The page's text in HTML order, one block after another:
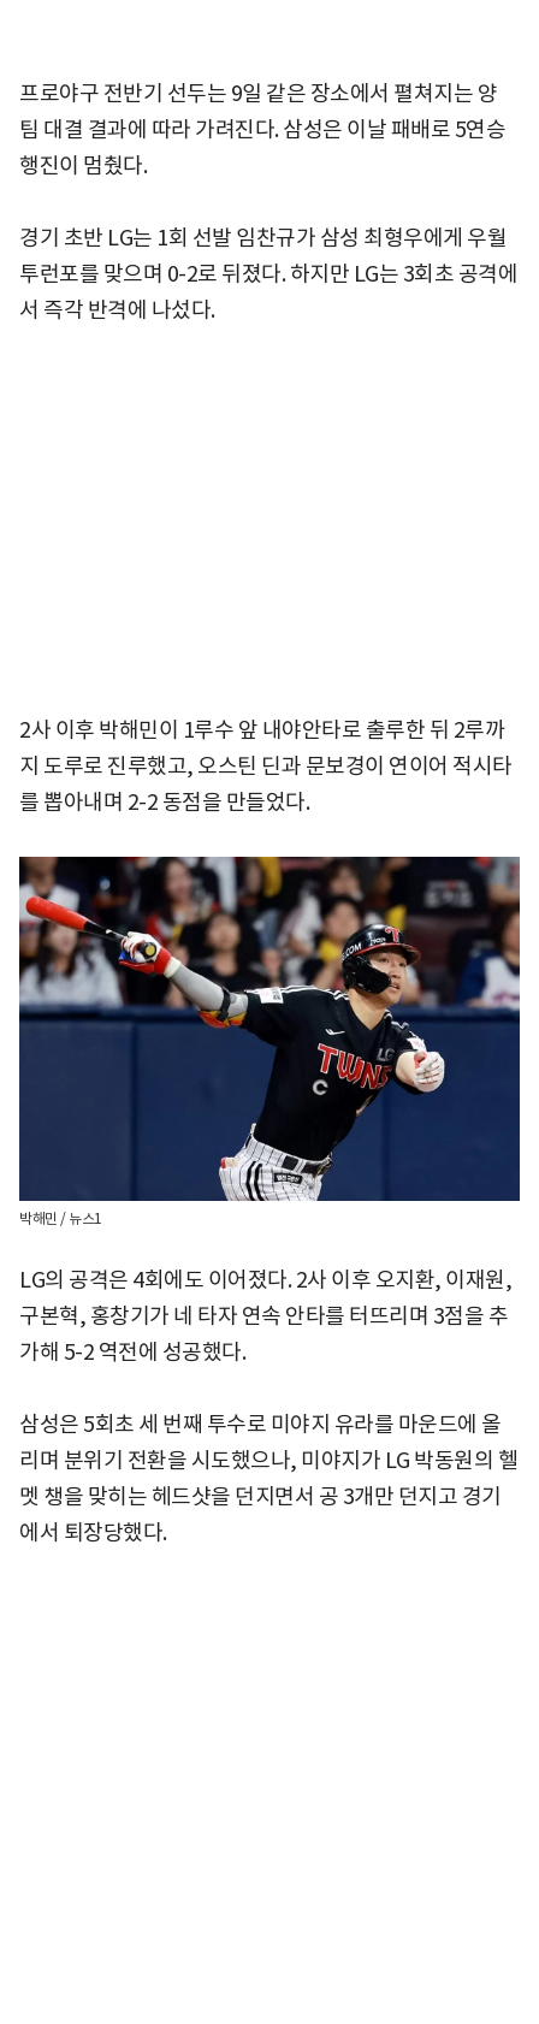
프로야구 전반기 선두는 9일 같은 장소에서 펼쳐지는 양
팀 대결 결과에 따라 가려진다. 삼성은 이날 패배로 5연승
행진이 멈췄다.
경기 초반 LG는 1회 선발 임찬규가 삼성 최형우에게 우월
투런포를 맞으며 0-2로 뒤졌다. 하지만 LG는 3회초 공격에
서 즉각 반격에 나섰다.
2사 이후 박해민이 1루수 앞 내야안타로 출루한 뒤 2루까
지 도루로 진루했고, 오스틴 딘과 문보경이 연이어 적시타
를 뽑아내며 2-2 동점을 만들었다.
박해민 / 뉴스1
LG의 공격은 4회에도 이어졌다. 2사 이후 오지환, 이재원,
구본혁, 홍창기가 네 타자 연속 안타를 터뜨리며 3점을 추
가해 5-2 역전에 성공했다.
삼성은 5회초 세 번째 투수로 미야지 유라를 마운드에 올
리며 분위기 전환을 시도했으나, 미야지가 LG 박동원의 헬
멧 챙을 맞히는 헤드샷을 던지면서 공 3개만 던지고 경기
에서 퇴장당했다.